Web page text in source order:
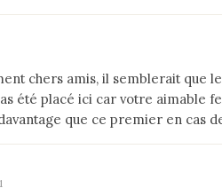
chers amis, il semblerait que
été placé ici car votre aimable
que ce premier en cas